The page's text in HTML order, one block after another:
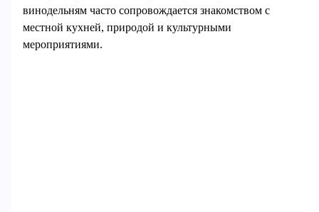
винодельням часто сопровождается знакомством с
местной кухней, природой и культурными
мероприятиями.